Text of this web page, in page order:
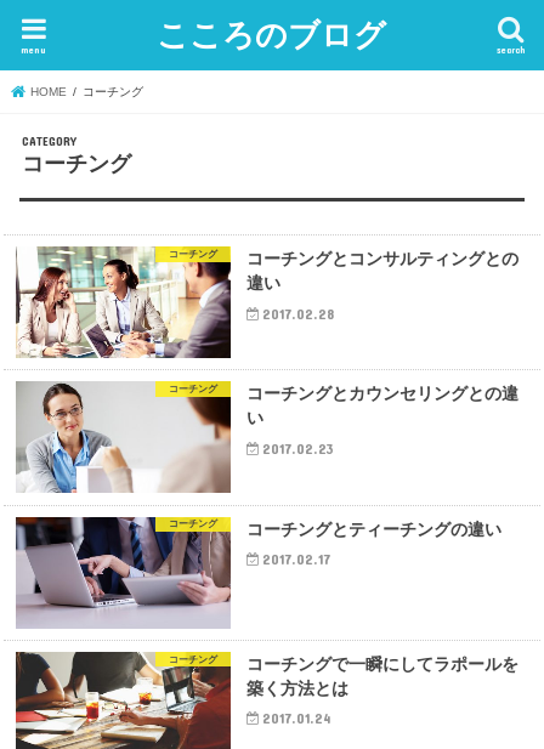
こころのブログ search
menu
HOME コーチング
コーチング
コーチング
コーチングとコンサルティングとの
違い
2017.02.28
コーチング
コーチングとカウンセリングとの違
い
2017.02.23
コーチング コーチングとティーチングの違い
2017.02.17
コーチング
コーチングで一瞬にしてラポールを
築く方法とは
2017.01.24